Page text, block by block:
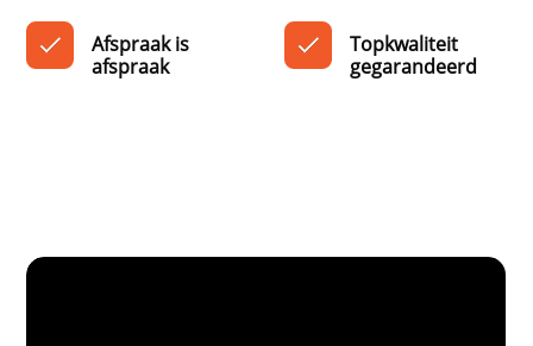
Afspraak is
afspraak
Topkwaliteit
gegarandeerd